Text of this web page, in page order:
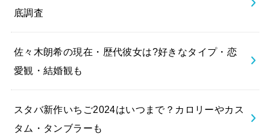
底調査
佐々木朗希の現在・歴代彼女は?好きなタイプ・恋
愛観・結婚観も
スタバ新作いちご2024はいつまで？カロリーやカス
タム・タンブラーも